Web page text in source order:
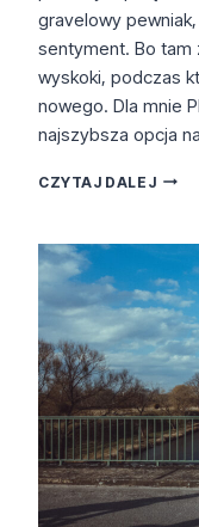
gravelowy
sentyment. Bo tam
wyskoki, podczas
nowego. Dla mnie
najszybsza opcja
CZYTAJ DALEJ